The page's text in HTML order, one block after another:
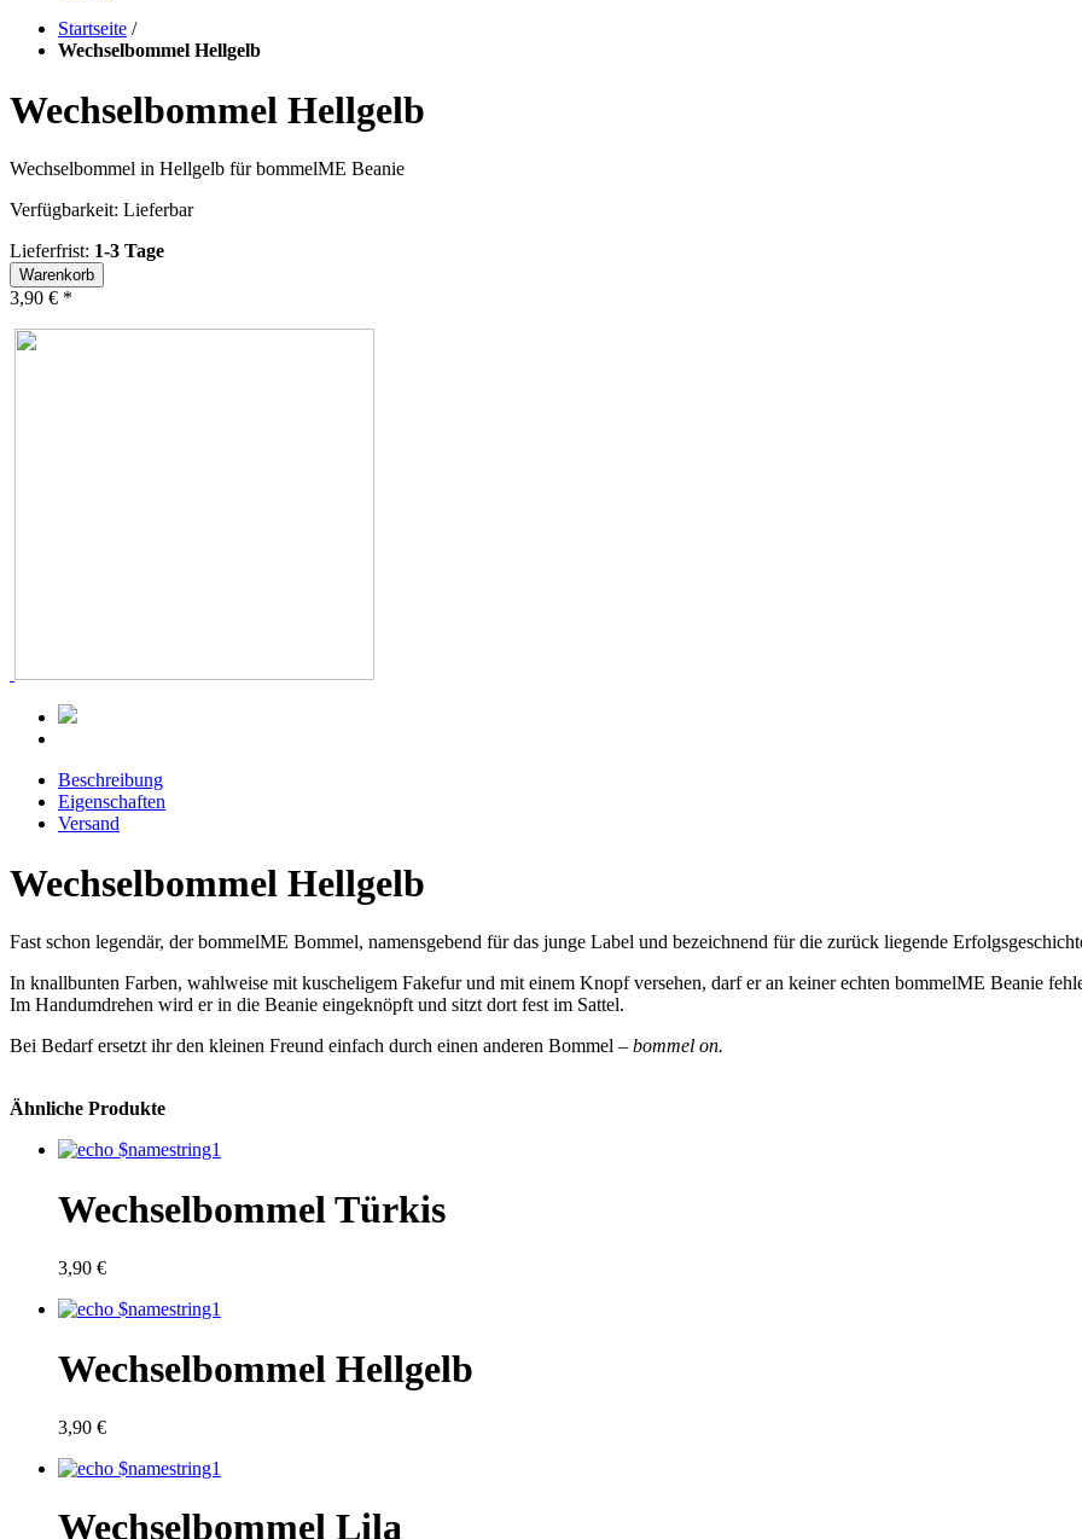
Startseite /
Wechselbommel Hellgelb
Wechselbommel Hellgelb
Wechselbommel in Hellgelb für bommelME Beanie
Verfügbarkeit: Lieferbar
Lieferfrist: 1-3 Tage
Warenkorb
3,90 € *
Beschreibung
Eigenschaften
Versand
Wechselbommel Hellgelb
Fast schon legendär, der bommelME Bommel, namensgebend für das junge Label und bezeichnend für die zurück liegende
In knallbunten Farben, wahlweise mit kuscheligem Fakefur und mit einem Knopf versehen, darf er an keiner echten bommelME Beanie
Im Handumdrehen wird er in die Beanie eingeknöpft und sitzt dort fest im Sattel.
Bei Bedarf ersetzt ihr den kleinen Freund einfach durch einen anderen Bommel – bommel on.
Ähnliche Produkte
Wechselbommel Türkis
3,90 €
Wechselbommel Hellgelb
3,90 €
Wechselbommel Lila